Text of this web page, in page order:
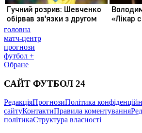
головна
матч-центр
прогнози
футбол +
Обране
САЙТ ФУТБОЛ 24
РедакціяПрогнозиПолітика
сайтуКонтактиПравила коментування
політикаСтруктура власності